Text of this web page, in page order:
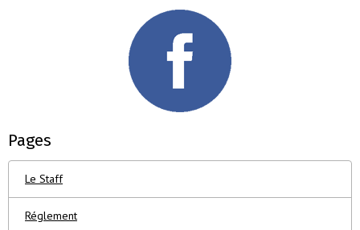
Pages
Le Staff
Réglement